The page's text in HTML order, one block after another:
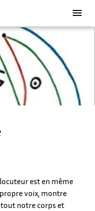
est en même
voix, montre
tout notre corps et